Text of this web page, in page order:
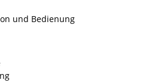
und Bedienung